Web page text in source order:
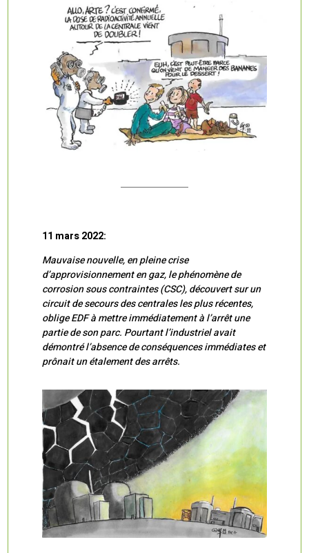
11 mars 2022:
Mauvaise nouvelle, en pleine crise
d’approvisionnement en gaz, le phénomène de
corrosion sous contraintes (CSC), découvert sur un
circuit de secours des centrales les plus récentes,
oblige EDF à mettre immédiatement à l’arrêt une
partie de son parc. Pourtant l’industriel avait
démontré l’absence de conséquences immédiates et
prônait un étalement des arrêts.